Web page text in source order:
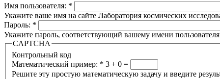
Имя пользователя: *
Укажите ваше имя на сайте Лаборатория космических
Пароль: *
Укажите пароль, соответствующий вашему имени
CAPTCHA
Контрольный код
Математический пример: * 3 + 0 =
Решите эту простую математическую задачу и введите